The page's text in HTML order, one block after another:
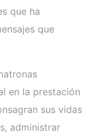
que ha
que
en la prestación
sus vidas
administrar